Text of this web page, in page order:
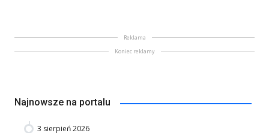
Reklama
Koniec reklamy
Najnowsze na portalu
3 sierpień 2026